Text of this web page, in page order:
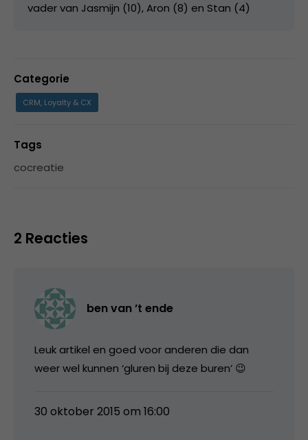
vader van Jasmijn (10), Aron (8) en Stan (4)
Categorie
CRM, Loyalty & CX
Tags
cocreatie
2 Reacties
ben van ’t ende
Leuk artikel en goed voor anderen die dan
weer wel kunnen ‘gluren bij deze buren’ 😉
30 oktober 2015 om 16:00